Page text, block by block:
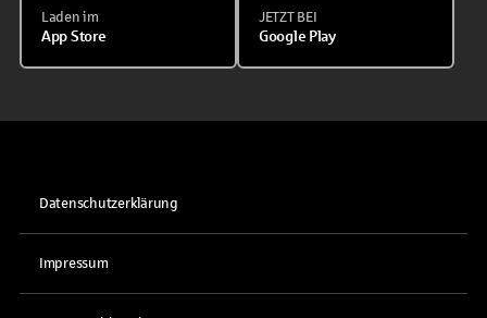
Laden im
App Store
JETZT BEI
Google Play
Datenschutzerklärung
Impressum